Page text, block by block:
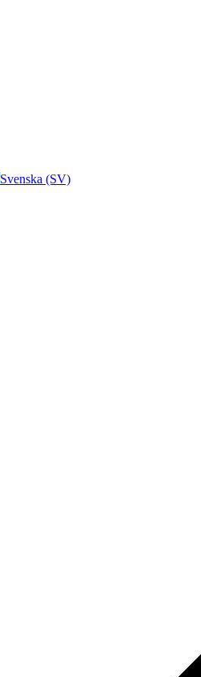
Svenska (SV)